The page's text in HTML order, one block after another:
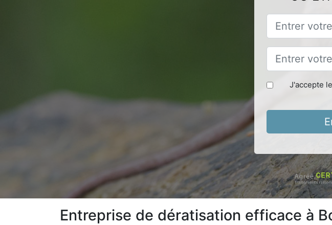
J'accepte
Entreprise de dératisation efficace à